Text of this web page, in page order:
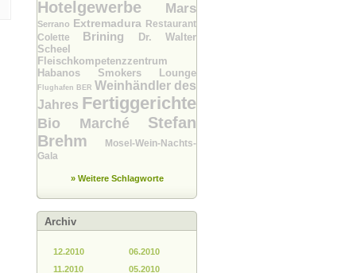
Hotelgewerbe Mars
Serrano Extremadura Restaurant
Colette Brining
Dr. Walter
Scheel
Fleischkompetenzzentrum
Habanos Smokers Lounge
Flughafen BER Weinhändler des
Jahres Fertiggerichte
Bio Marché Stefan
Brehm
Mosel-Wein-Nachts-
Gala
» Weitere Schlagworte
Archiv
12.2010
11.2010
06.2010
05.2010